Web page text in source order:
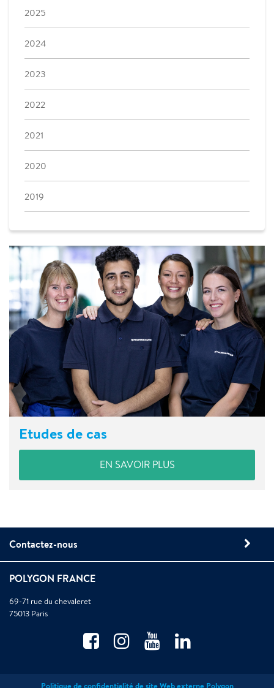
2025
2024
2023
2022
2021
2020
2019
Etudes de cas
EN SAVOIR PLUS
Contactez-nous
POLYGON FRANCE
69-71 rue du chevaleret
75013 Paris
Politique de confidentialité de site Web externe Polygon